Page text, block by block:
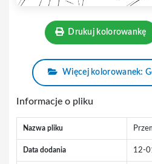
Drukuj kolorowankę
Więcej kolorowanek:
Informacje o pliku
Nazwa pliku
Data dodania 12-